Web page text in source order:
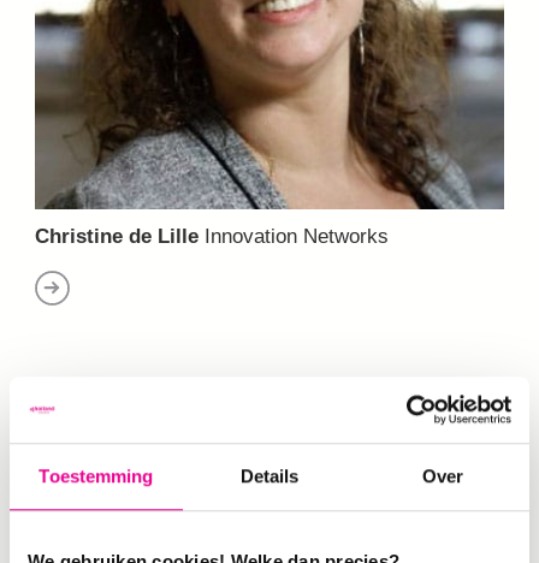
Toestemming Details Over
Christine de Lille Innovation Networks